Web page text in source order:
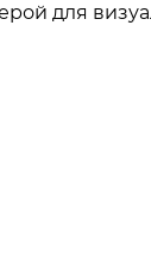
для